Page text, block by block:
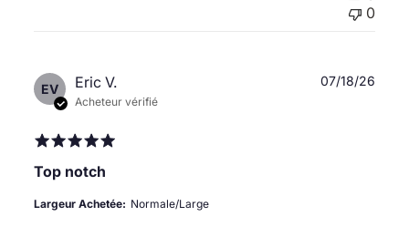
0
EV Eric V.
Acheteur vérifié
Top notch
Largeur Achetée: Normale/Large
07/18/26